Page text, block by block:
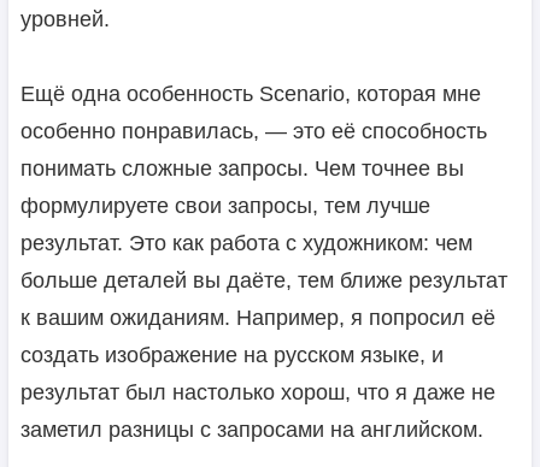
уровней.
Ещё одна особенность Scenario, которая мне
особенно понравилась, — это её способность
понимать сложные запросы. Чем точнее вы
формулируете свои запросы, тем лучше
результат. Это как работа с художником: чем
больше деталей вы даёте, тем ближе результат
к вашим ожиданиям. Например, я попросил её
создать изображение на русском языке, и
результат был настолько хорош, что я даже не
заметил разницы с запросами на английском.